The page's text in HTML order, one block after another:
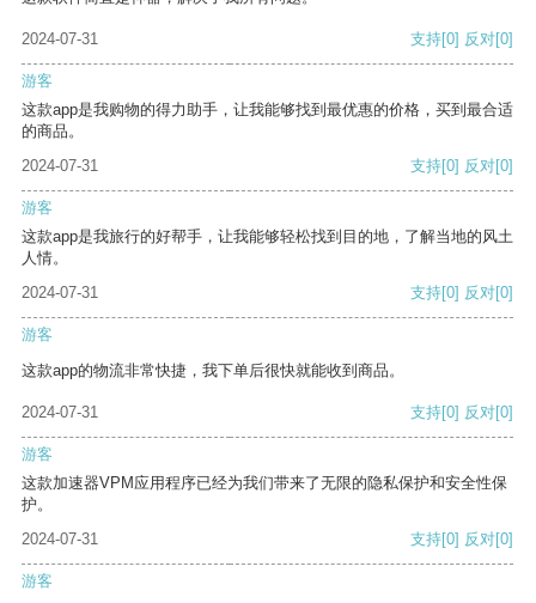
2024-07-31 支持[0] 反对[0]
游客
这款app是我购物的得力助手，让我能够找到最优惠的价格，买到最合适
的商品。
2024-07-31
支持[0] 反对[0]
游客
这款app是我旅行的好帮手，让我能够轻松找到目的地，了解当地的风土
人情。
2024-07-31
支持[0] 反对[0]
游客
这款app的物流非常快捷，我下单后很快就能收到商品。
2024-07-31 支持[0] 反对[0]
游客
这款加速器VPM应用程序已经为我们带来了无限的隐私保护和安全性保
护。
2024-07-31
支持[0] 反对[0]
游客